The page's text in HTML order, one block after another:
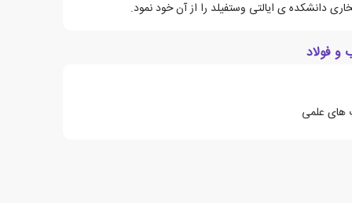
و فولاد
های علمی